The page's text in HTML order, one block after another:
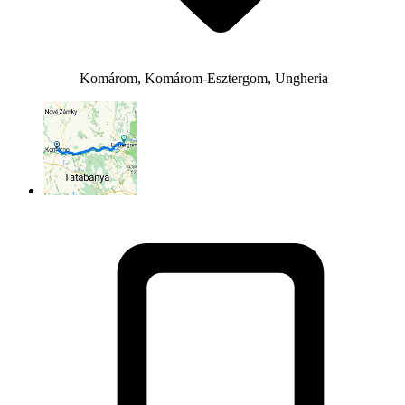
Komárom, Komárom-Esztergom, Ungheria